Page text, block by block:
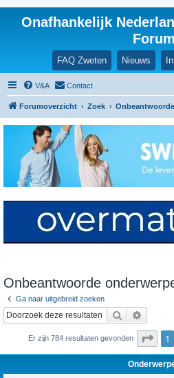
Onafhankelijk
Forum
FAQ Zweten Nieuws
V&A Contact
Forumoverzicht Zoek
Onbeantwoorde
Ga naar uitgebreid zoeken
Zoek
Er zijn 784 resultaten gevonden 1